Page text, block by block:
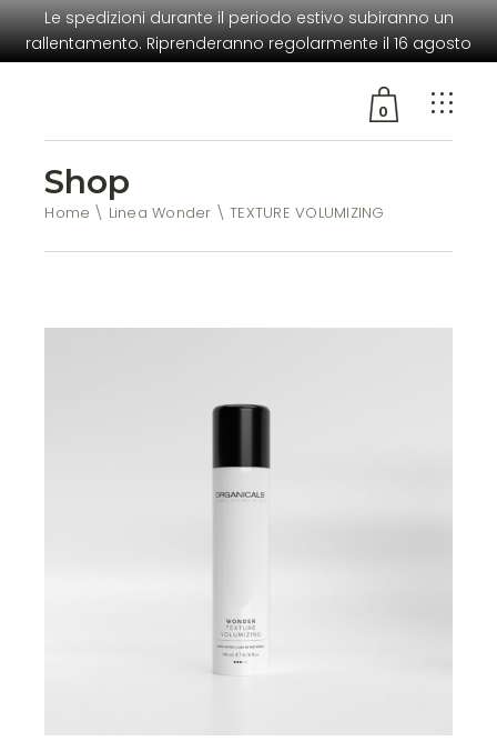
Le spedizioni durante il periodo estivo subiranno un
rallentamento. Riprenderanno regolarmente il 16 agosto
0
carrello
Shop
Home Linea Wonder TEXTURE VOLUMIZING